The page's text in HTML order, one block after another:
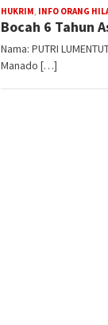
HUKRIM, INFO ORANG
Bocah 6 Tahun
Nama: PUTRI
Manado […]